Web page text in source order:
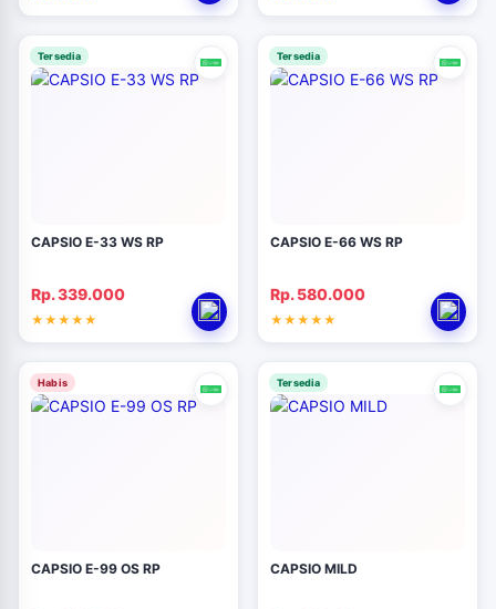
Tersedia
CAPSIO E-33 WS RP
Rp. 339.000
Tersedia
CAPSIO E-66 WS RP
Rp. 580.000
Habis
CAPSIO E-99 OS RP
Tersedia
CAPSIO MILD